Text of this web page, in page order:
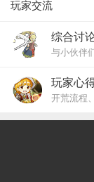
玩家交流
综合讨
与小伙伴
玩家心